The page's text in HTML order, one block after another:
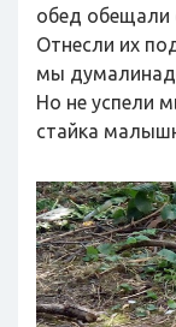
обед обещали
Отнесли их
мы
Но не успели
стайка